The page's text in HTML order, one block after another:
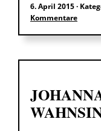
6. April 2015·
Kommentare